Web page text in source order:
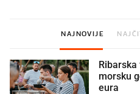
NAJNOVIJE
morsku
eura